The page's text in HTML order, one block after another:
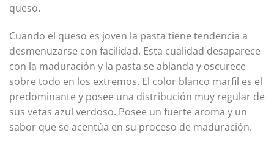
queso.
Cuando el queso es joven la pasta tiene tendencia a
desmenuzarse con facilidad. Esta cualidad desaparece
con la maduración y la pasta se ablanda y oscurece
sobre todo en los extremos. El color blanco marfil es el
predominante y posee una distribución muy regular de
sus vetas azul verdoso. Posee un fuerte aroma y un
sabor que se acentúa en su proceso de maduración.